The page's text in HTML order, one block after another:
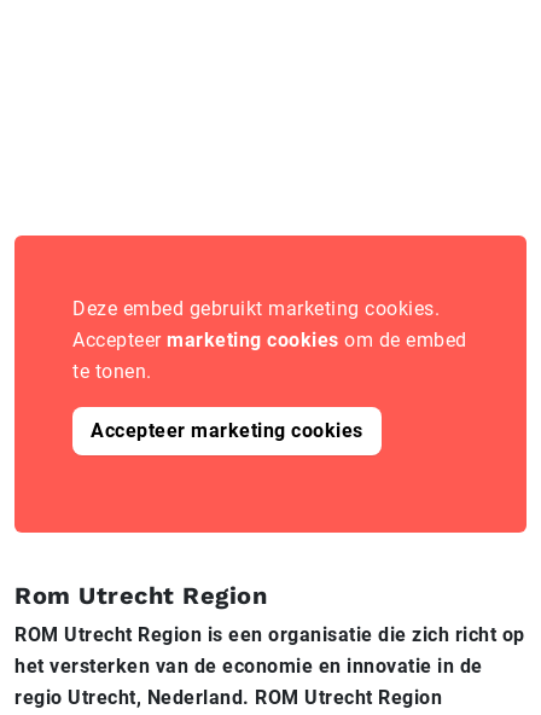
Deze embed gebruikt marketing cookies.
Accepteer marketing cookies om de embed
te tonen.
Accepteer marketing cookies
Rom Utrecht Region
ROM Utrecht Region is een organisatie die zich richt op
het versterken van de economie en innovatie in de
regio Utrecht, Nederland. ROM Utrecht Region